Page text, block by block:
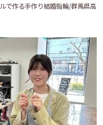
で作る手作り結婚指輪/群馬県高